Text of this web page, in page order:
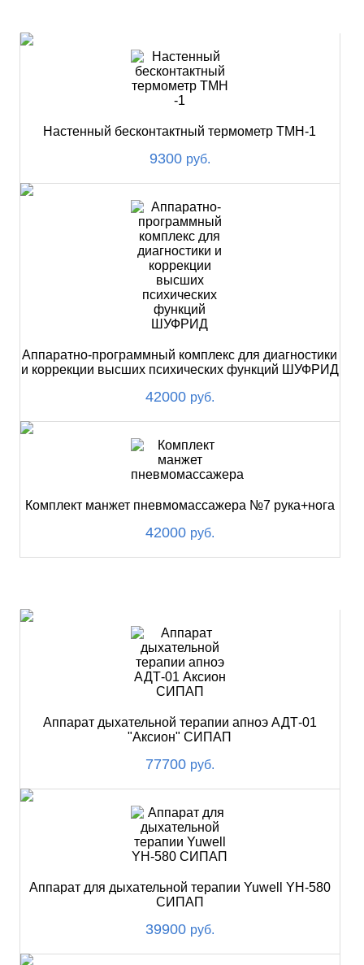
Настенный бесконтактный термометр ТМН-1
9300 руб.
Аппаратно-программный комплекс для диагностики
и коррекции высших психических функций ШУФРИД
42000 руб.
Комплект манжет пневмомассажера №7 рука+нога
42000 руб.
Аппарат дыхательной терапии апноэ АДТ-01
"Аксион" СИПАП
77700 руб.
Аппарат для дыхательной терапии Yuwell YH-580
СИПАП
39900 руб.